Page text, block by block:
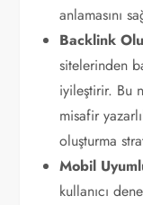
anlamasını
Backlink
sitelerinden
iyileştirir. Bu
misafir
oluşturma
Mobil
kullanıcı